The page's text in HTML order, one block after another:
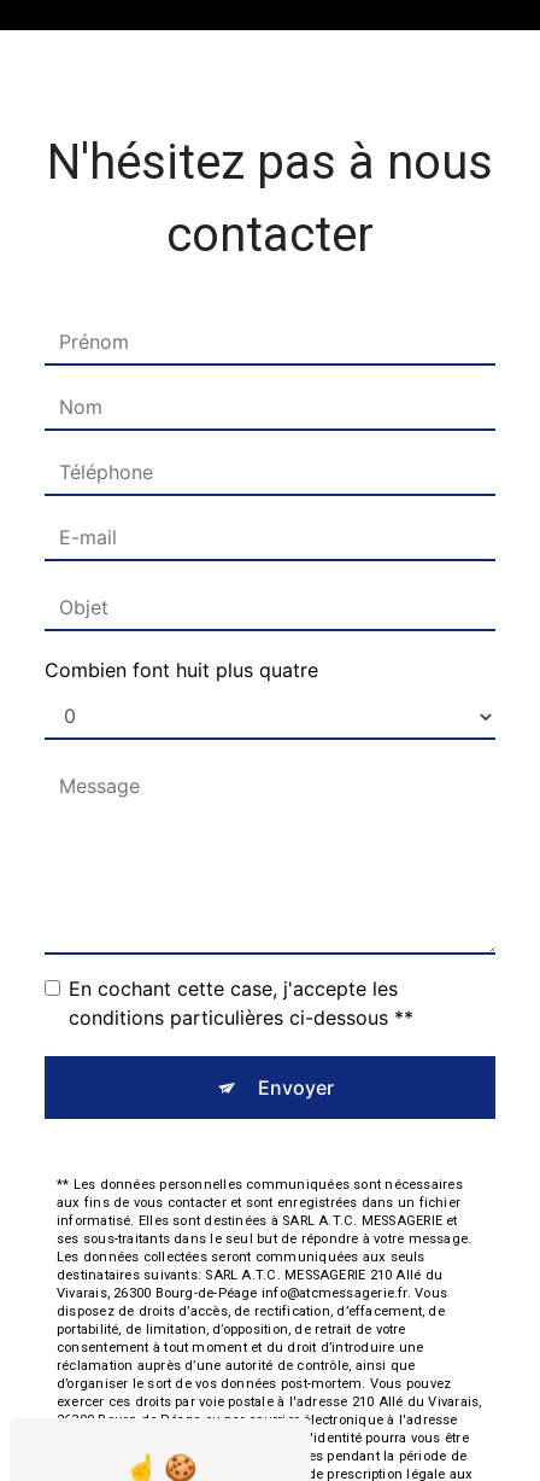
N'hésitez pas à nous
contacter
Combien font huit plus quatre
En cochant cette case, j'accepte les
conditions particulières ci-dessous **
Envoyer
** Les données personnelles communiquées sont nécessaires
aux fins de vous contacter et sont enregistrées dans un fichier
informatisé. Elles sont destinées à SARL A.T.C. MESSAGERIE et
ses sous-traitants dans le seul but de répondre à votre message.
Les données collectées seront communiquées aux seuls
destinataires suivants: SARL A.T.C. MESSAGERIE 210 Allé du
Vivarais, 26300 Bourg-de-Péage info@atcmessagerie.fr. Vous
disposez de droits d’accès, de rectification, d’effacement, de
portabilité, de limitation, d’opposition, de retrait de votre
consentement à tout moment et du droit d’introduire une
réclamation auprès d’une autorité de contrôle, ainsi que
d’organiser le sort de vos données post-mortem. Vous pouvez
exercer ces droits par voie postale à l'adresse 210 Allé du Vivarais,
26300 Bourg-de-Péage ou par courrier électronique à l'adresse
info@atcmessagerie.fr. Un justificatif d'identité pourra vous être
demandé. Nous conservons vos données pendant la période de
prise de contact puis pendant la durée de prescription légale aux